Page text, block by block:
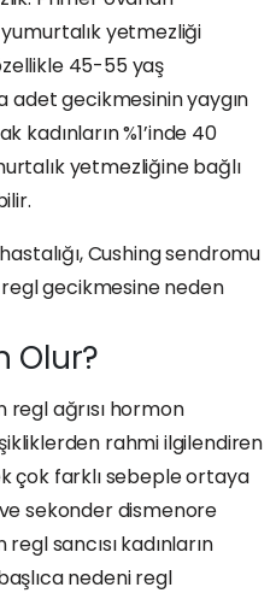
yetmezliği
45-55 yaş
adet gecikmesinin yaygın
kadınların %1’inde 40
yetmezliğine bağlı
Cushing sendromu
regl gecikmesine neden
Olur?
ağrısı hormon
rahmi ilgilendiren
çok farklı sebeple ortaya
sekonder dismenore
sancısı kadınların
nedeni regl